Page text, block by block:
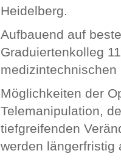
Heidelberg.
Aufbauend auf
Graduiertenkolleg
Möglichkeiten der
Telemanipulation,
tiefgreifenden
werden längerfristig